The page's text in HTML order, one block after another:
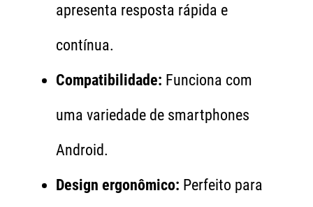
apresenta resposta rápida e
contínua.
Compatibilidade: Funciona com
uma variedade de smartphones
Android.
Design ergonômico: Perfeito para